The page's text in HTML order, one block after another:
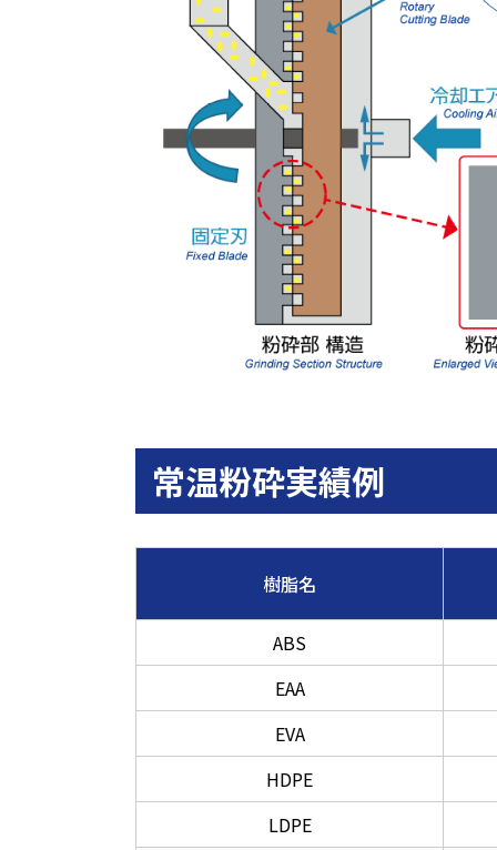
常温粉砕実績例
樹脂名
ABS
EAA
EVA
HDPE
LDPE